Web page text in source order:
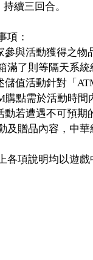
續三回合。
項：
參與活動獲得之
滿了則等隔天系
儲值活動針對「
購點需於活動時
動若遭遇不可預期
及贈品內容，中
各項說明均以遊戲